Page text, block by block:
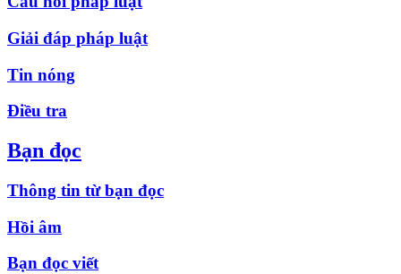
Giải đáp pháp luật
Tin nóng
Điều tra
Bạn đọc
Thông tin từ bạn đọc
Hồi âm
Bạn đọc viết